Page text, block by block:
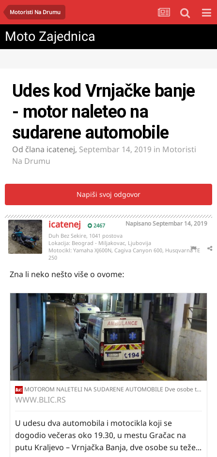
Motoristi Na Drumu
Moto Zajednica
Udes kod Vrnjačke banje
- motor naleteo na
sudarene automobile
Od člana icatenej, Septembar 14, 2019 in Motoristi
Na Drumu
Napiši svoj odgovor
icatenej 2467 NapisanoSeptembar 14, 2019
Duh Bez Sekire, 1041 postova
Lokacija: Beograd - Miljakovac, Ljubovija
Motocikl: Yamaha XJ600N, Cagiva Canyon 600, Husqvarna TE
250
Zna li neko nešto više o ovome:
MOTOROM NALETELI NA SUDARENE AUTOMOBILE Dve osobe teško povređene u udesu kod Vrnjačke Banje
WWW.BLIC.RS
U udesu dva automobila i motocikla koji se
dogodio večeras oko 19.30, u mestu Gračac na
putu Kraljevo – Vrnjačka Banja, dve osobe su teže...